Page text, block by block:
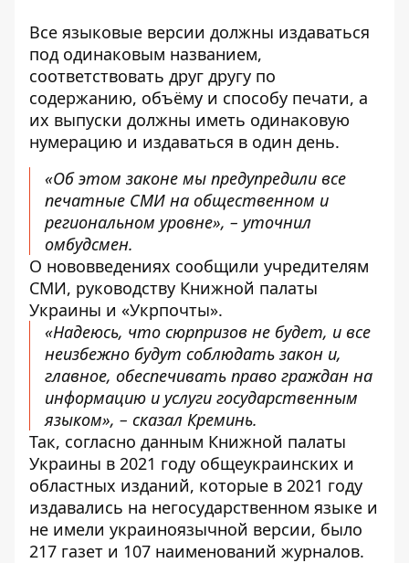
Все языковые версии должны издаваться
под одинаковым названием,
соответствовать друг другу по
содержанию, объёму и способу печати, а
их выпуски должны иметь одинаковую
нумерацию и издаваться в один день.
«Об этом законе мы предупредили все
печатные СМИ на общественном и
региональном уровне», – уточнил
омбудсмен.
О нововведениях сообщили учредителям
СМИ, руководству Книжной палаты
Украины и «Укрпочты».
«Надеюсь, что сюрпризов не будет, и все
неизбежно будут соблюдать закон и,
главное, обеспечивать право граждан на
информацию и услуги государственным
языком», – сказал Креминь.
Так, согласно данным Книжной палаты
Украины в 2021 году общеукраинских и
областных изданий, которые в 2021 году
издавались на негосударственном языке и
не имели украиноязычной версии, было
217 газет и 107 наименований журналов.